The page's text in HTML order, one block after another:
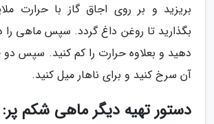
بریزید و بر روی اجاق گاز با حرارت
بگذارید تا روغن داغ گردد. سپس ماهی را
دهید و بعلاوه حرارت را کم کنید. سپس
آن سرخ کنید و برای ناهار میل کنید.
دستور تهیه دیگر ماهی شکم پر: